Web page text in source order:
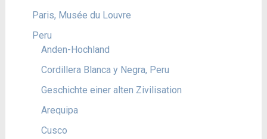
Paris, Musée du Louvre
Peru
Anden-Hochland
Cordillera Blanca y Negra, Peru
Geschichte einer alten Zivilisation
Arequipa
Cusco